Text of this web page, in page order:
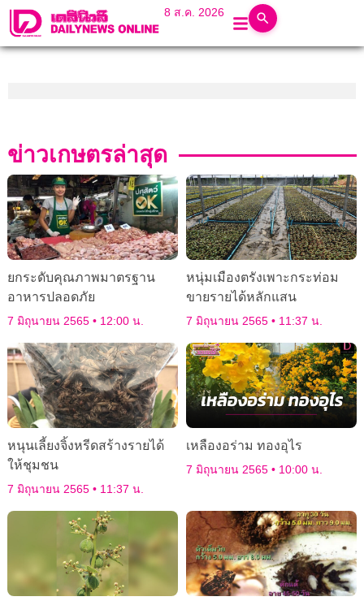
8 ส.ค. 2026
ข่าวเกษตรล่าสุด
ยกระดับคุณภาพมาตรฐาน
อาหารปลอดภัย
7 มิถุนายน 2565 12:00 น.
หนุ่มเมืองตรังเพาะกระท่อม
ขายรายได้หลักแสน
7 มิถุนายน 2565 11:37 น.
หนุนเลี้ยงจิ้งหรีดสร้างรายได้
ให้ชุมชน
7 มิถุนายน 2565 11:37 น.
เหลืองอร่าม ทองอุไร
7 มิถุนายน 2565 10:00 น.